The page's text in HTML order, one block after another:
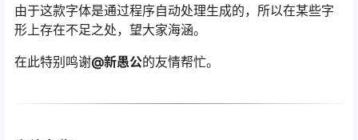
由于这款字体是通过程序自动处理生成的，所以在某些字
形上存在不足之处，望大家海涵。
在此特别鸣谢@新愚公的友情帮忙。